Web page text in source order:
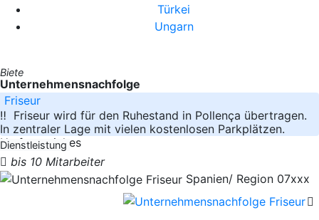
Türkei
Ungarn
Biete
Unternehmensnachfolge
Friseur
‼ ️ Friseur wird für den Ruhestand in Pollença übertragen.
In zentraler Lage mit vielen kostenlosen Parkplätzen.
Umfangreiches
Dienstleistung
bis 10 Mitarbeiter
Spanien/ Region 07xxx